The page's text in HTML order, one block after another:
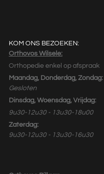
KOM ONS BEZOEKEN:
Orthovos Wilsele:
Orthopedie enkel op afspraak
Maandag, Donderdag, Zondag:
Gesloten
Dinsdag, Woensdag, Vrijdag:
9u30-12u30 - 13u30-18u00
Zaterdag:
9u30-12u30 - 13u30-16u30